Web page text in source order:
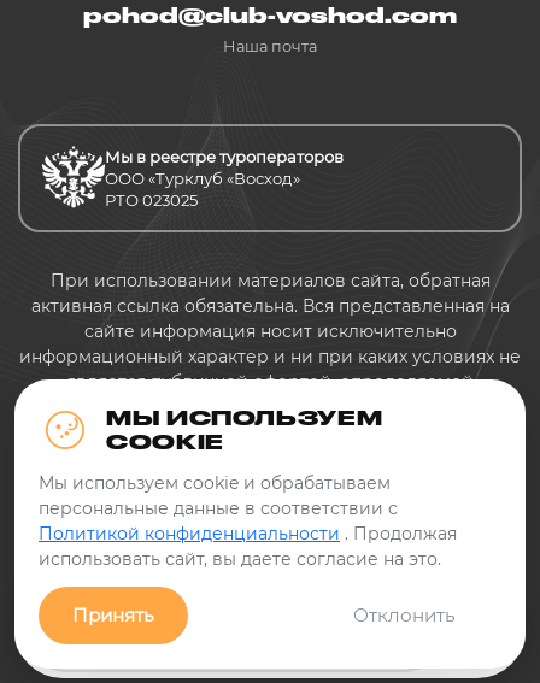
pohod@club-voshod.com
Наша почта
Мы в реестре туроператоров
ООО «Турклуб «Восход»
РТО 023025
При использовании материалов сайта, обратная
активная ссылка обязательна. Вся представленная на
сайте информация носит исключительно
информационный характер и ни при каких условиях не
является публичной офертой, определяемой
положениями Статьи 437 Гражданского кодекса
Российской Федерации.
Заявка
МЫ ИСПОЛЬЗУЕМ
COOKIE
Мы используем cookie и обрабатываем
персональные данные в соответствии с
Политикой конфиденциальности . Продолжая
использовать сайт, вы даете согласие на это.
Принять Отклонить